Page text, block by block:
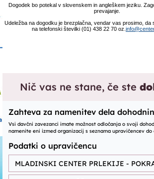
Dogodek bo potekal v slovenskem in angleškem jeziku.
prevajanje.
Udeležba na dogodku je brezplačna, vendar vas prosimo, da
na telefonski številki (01) 438 22 70 oz.